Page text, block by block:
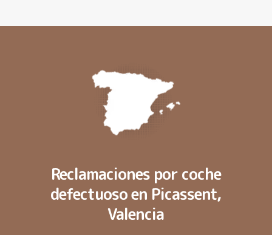
Reclamaciones por coche
defectuoso en Picassent,
Valencia